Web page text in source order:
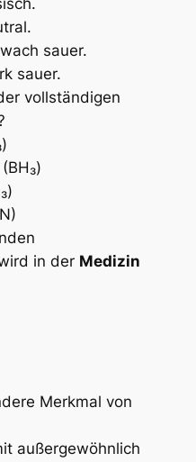
sauer.
sauer.
vollständigen
in der Medizin
Merkmal von
außergewöhnlich